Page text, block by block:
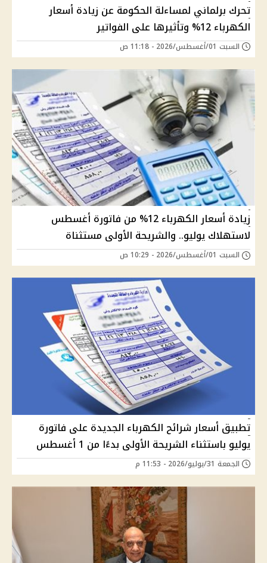
تحرك برلماني لمساءلة الحكومة عن زيادة أسعار
الكهرباء 12% وتأثيرها على الفواتير
السبت 01/أغسطس/2026 - 11:18 ص
زيادة أسعار الكهرباء 12% من فاتورة أغسطس
لاستهلاك يوليو.. والشريحة الأولى مستثناة
السبت 01/أغسطس/2026 - 10:29 ص
تطبيق أسعار شرائح الكهرباء الجديدة على فاتورة
يوليو باستثناء الشريحة الأولى بدءًا من 1 أغسطس
الجمعة 31/يوليو/2026 - 11:53 م